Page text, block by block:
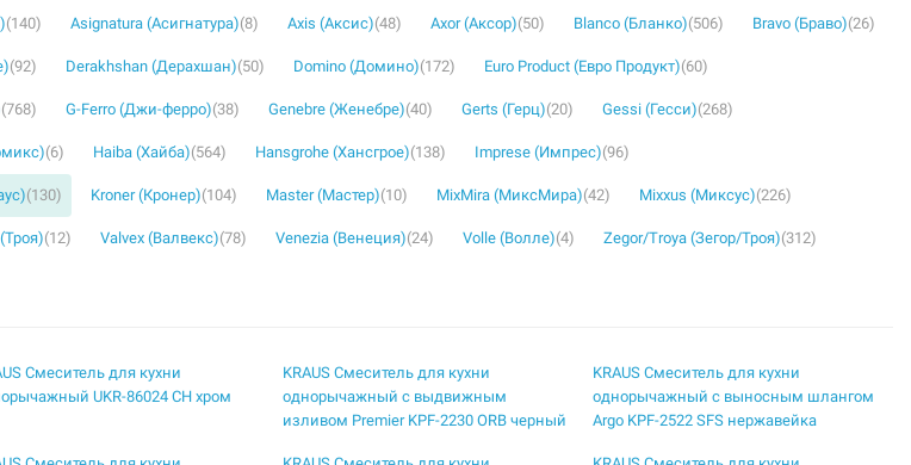
(140) Asignatura (Асигнатура)(8) Axis (Аксис)(48) Axor (Аксор)(50) Blanco (Бланко)(506) Bravo (Браво)(26)
(92) Derakhshan (Дерахшан)(50) Domino (Домино)(172) Euro Product (Евро Продукт)(60)
(768) G-Ferro (Джи-ферро)(38) Genebre (Женебре)(40) Gerts (Герц)(20) Gessi (Гесси)(268)
(6) Haiba (Хайба)(564) Hansgrohe (Хансгрое)(138) Imprese (Импрес)(96)
(130) Kroner (Кронер)(104) Master (Мастер)(10) MixMira (МиксМира)(42) Mixxus (Миксус)(226)
(12) Valvex (Валвекс)(78) Venezia (Венеция)(24) Volle (Волле)(4) Zegor/Troya (Зегор/Троя)(312)
Смеситель для кухни
UKR-86024 CH хром
KRAUS Смеситель для кухни
однорычажный с выдвижным
изливом Premier KPF-2230 ORB черный
KRAUS Смеситель для кухни
однорычажный с выносным шлангом
Argo KPF-2522 SFS нержавейка